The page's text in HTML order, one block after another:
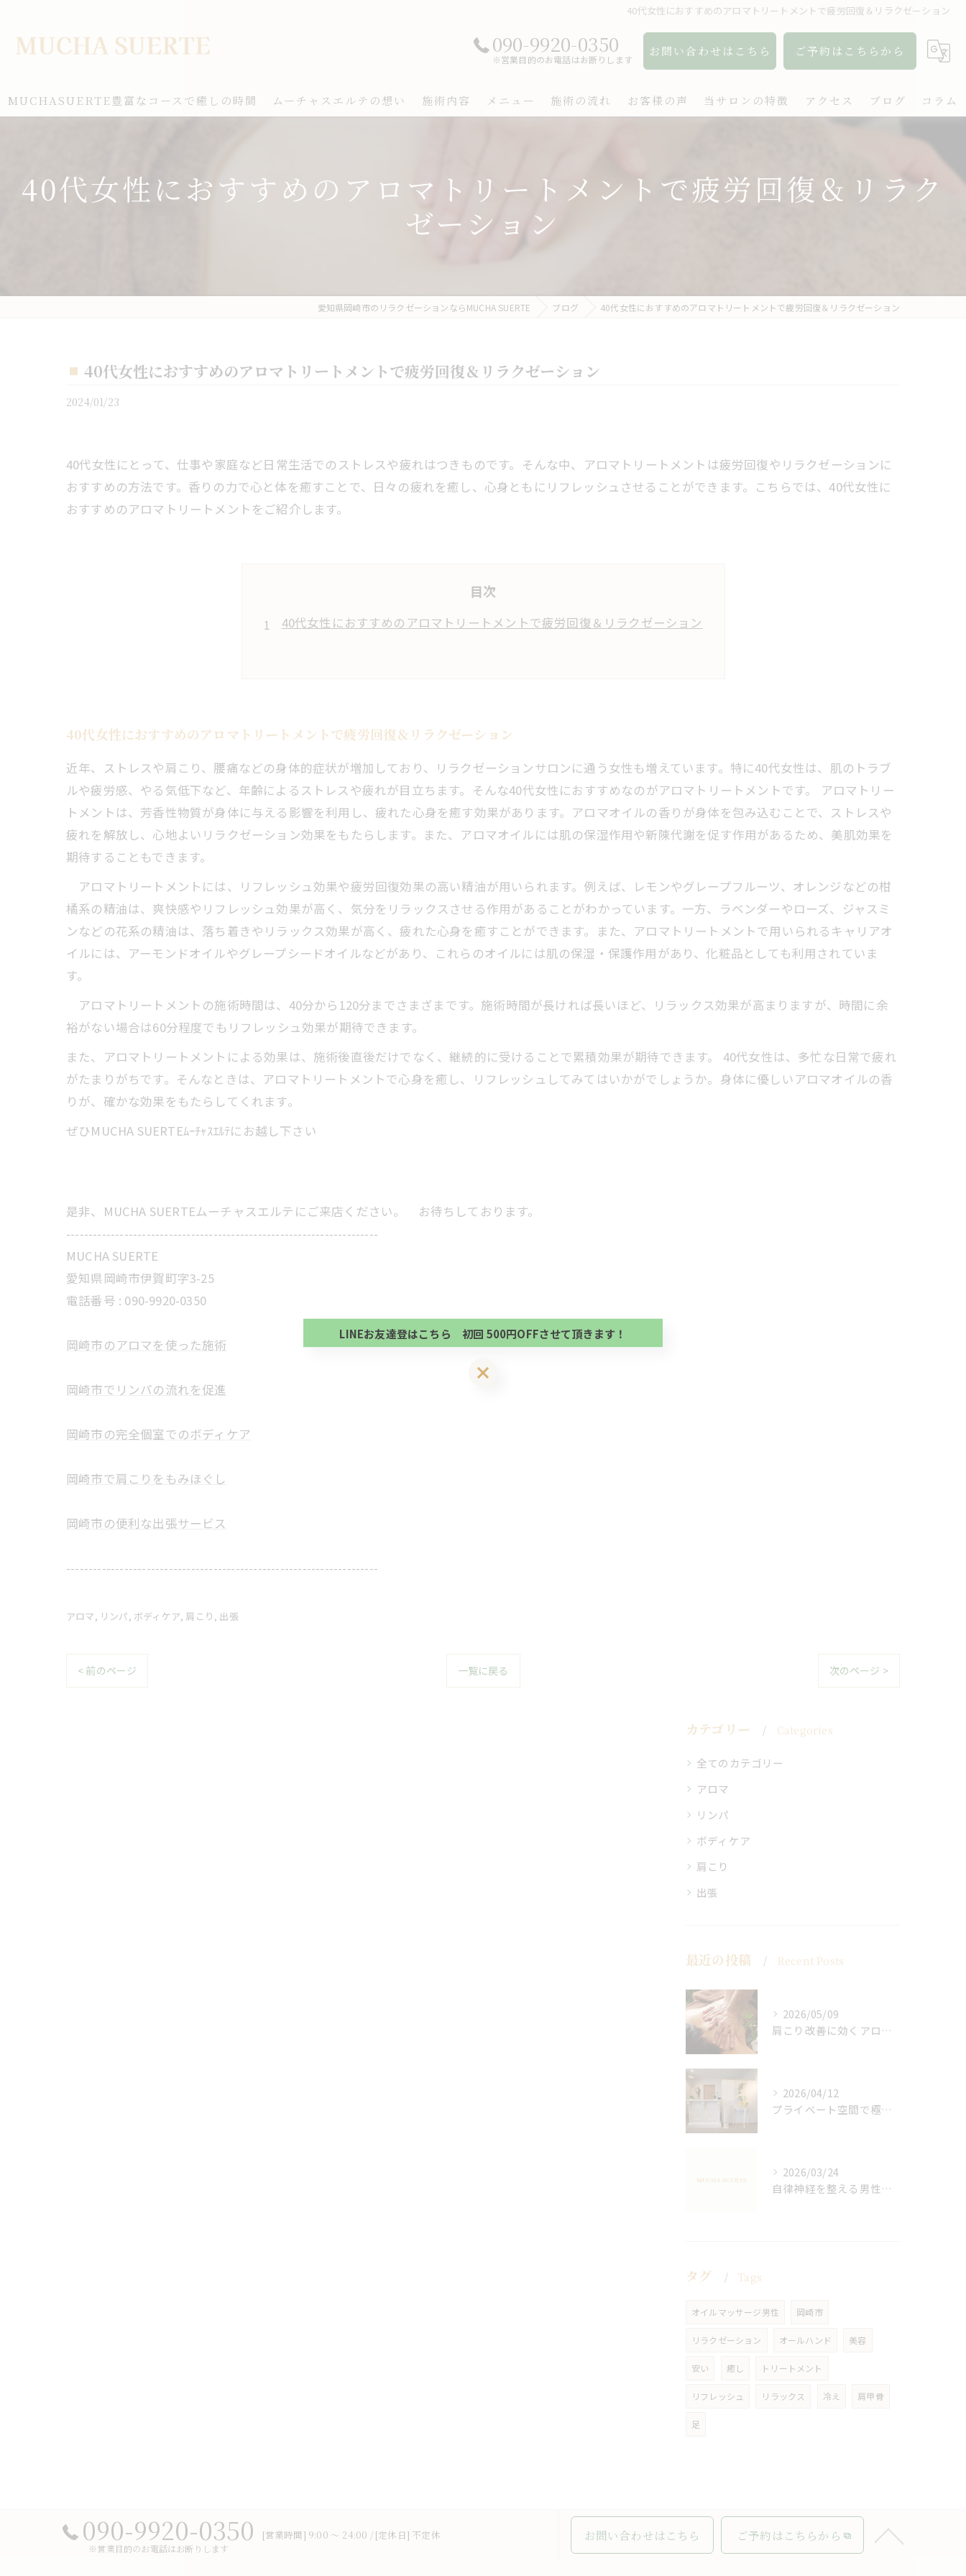
40代女性におすすめのアロマトリートメントで疲労回復＆リラクゼーション
090-9920-0350
※営業目的のお電話はお断りします
お問い合わせはこちら ご予約はこちらから
MUCHASUERTE豊富なコースで癒しの時間 ムーチャスエルテの想い 施術内容 メニュー 施術の流れ お客様の声 当サロンの特徴
リンパ
アクセス ブログ コラム
40代女性におすすめのアロマトリートメントで疲労回復＆リラク
ゼーション
愛知県岡崎市のリラクゼーションならMUCHA SUERTE ブログ 40代女性におすすめのアロマトリートメントで疲労回復＆リラクゼーション
40代女性におすすめのアロマトリートメントで疲労回復＆リラクゼーション
2024/01/23
40代女性にとって、仕事や家庭など日常生活でのストレスや疲れはつきものです。そんな中、アロマトリートメントは疲労回復やリラクゼーションに
おすすめの方法です。香りの力で心と体を癒すことで、日々の疲れを癒し、心身ともにリフレッシュさせることができます。こちらでは、40代女性に
おすすめのアロマトリートメントをご紹介します。
目次
40代女性におすすめのアロマトリートメントで疲労回復＆リラクゼーション
40代女性におすすめのアロマトリートメントで疲労回復＆リラクゼーション
近年、ストレスや肩こり、腰痛などの身体的症状が増加しており、リラクゼーションサロンに通う女性も増えています。特に40代女性は、肌のトラブ
ルや疲労感、やる気低下など、年齢によるストレスや疲れが目立ちます。そんな40代女性におすすめなのがアロマトリートメントです。 アロマトリー
トメントは、芳香性物質が身体に与える影響を利用し、疲れた心身を癒す効果があります。アロマオイルの香りが身体を包み込むことで、ストレスや
疲れを解放し、心地よいリラクゼーション効果をもたらします。また、アロマオイルには肌の保湿作用や新陳代謝を促す作用があるため、美肌効果を
期待することもできます。
アロマトリートメントには、リフレッシュ効果や疲労回復効果の高い精油が用いられます。例えば、レモンやグレープフルーツ、オレンジなどの柑
橘系の精油は、爽快感やリフレッシュ効果が高く、気分をリラックスさせる作用があることがわかっています。一方、ラベンダーやローズ、ジャスミ
ンなどの花系の精油は、落ち着きやリラックス効果が高く、疲れた心身を癒すことができます。また、アロマトリートメントで用いられるキャリアオ
イルには、アーモンドオイルやグレープシードオイルなどがあり、これらのオイルには肌の保湿・保護作用があり、化粧品としても利用されていま
す。
アロマトリートメントの施術時間は、40分から120分までさまざまです。施術時間が長ければ長いほど、リラックス効果が高まりますが、時間に余
裕がない場合は60分程度でもリフレッシュ効果が期待できます。
また、アロマトリートメントによる効果は、施術後直後だけでなく、継続的に受けることで累積効果が期待できます。 40代女性は、多忙な日常で疲れ
がたまりがちです。そんなときは、アロマトリートメントで心身を癒し、リフレッシュしてみてはいかがでしょうか。身体に優しいアロマオイルの香
りが、確かな効果をもたらしてくれます。
ぜひMUCHA SUERTEﾑｰﾁｬｽｴﾙﾃにお越し下さい
是非、MUCHA SUERTEムーチャスエルテにご来店ください。 お待ちしております。
----------------------------------------------------------------------
MUCHA SUERTE
愛知県岡崎市伊賀町字3-25
電話番号 : 090-9920-0350
岡崎市のアロマを使った施術
岡崎市でリンパの流れを促進
岡崎市の完全個室でのボディケア
岡崎市で肩こりをもみほぐし
岡崎市の便利な出張サービス
----------------------------------------------------------------------
アロマ リンパ ボディケア 肩こり 出張
< 前のページ 一覧に戻る 次のページ >
カテゴリー Categories
全てのカテゴリー
アロマ
リンパ
ボディケア
肩こり
出張
最近の投稿 Recent Posts
2026/05/09
肩こり改善に効くアロマリンパの手技と効果
2026/04/12
プライベート空間で極上アロマリンパケアの効果
2026/03/24
自律神経を整える男性オイルマッサージ
タグ Tags
オイルマッサージ男性 岡崎市
リラクゼーション オールハンド 美容
安い 癒し トリートメント
リフレッシュ リラックス 冷え 肩甲骨
足
090-9920-0350
※営業目的のお電話はお断りします
[営業時間] 9:00 ～ 24:00 / [定休日] 不定休 お問い合わせはこちら ご予約はこちらから
初回 500円OFFさせて頂きます。 既に 追加済の
方、不必要な方 お手数ですが、✖印でお閉じ下さい。
LINEお友達登はこちら 初回 500円OFFさせて頂きます！
LINEお友達登はこちら 初回 500円OFFさせて頂きます！